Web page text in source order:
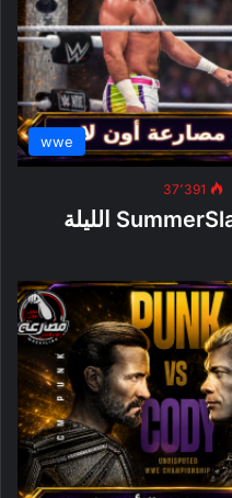
wwe
37٬391
عرض سمر سلام SummerSlam 2026 الليلة